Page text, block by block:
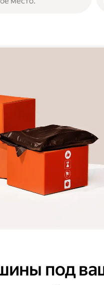
под